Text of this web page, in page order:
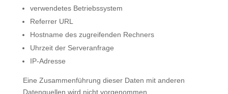
verwendetes Betriebssystem
Referrer URL
Hostname des zugreifenden Rechners
Uhrzeit der Serveranfrage
IP-Adresse
Eine Zusammenführung dieser Daten mit anderen
Datenquellen wird nicht vorgenommen.